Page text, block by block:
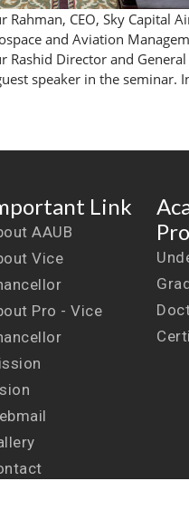
Rahman, CEO, Sky Capital
and Aviation
Rashid Director and
speaker in the seminar.
Link
AAUB
Vice
Pro - Vice